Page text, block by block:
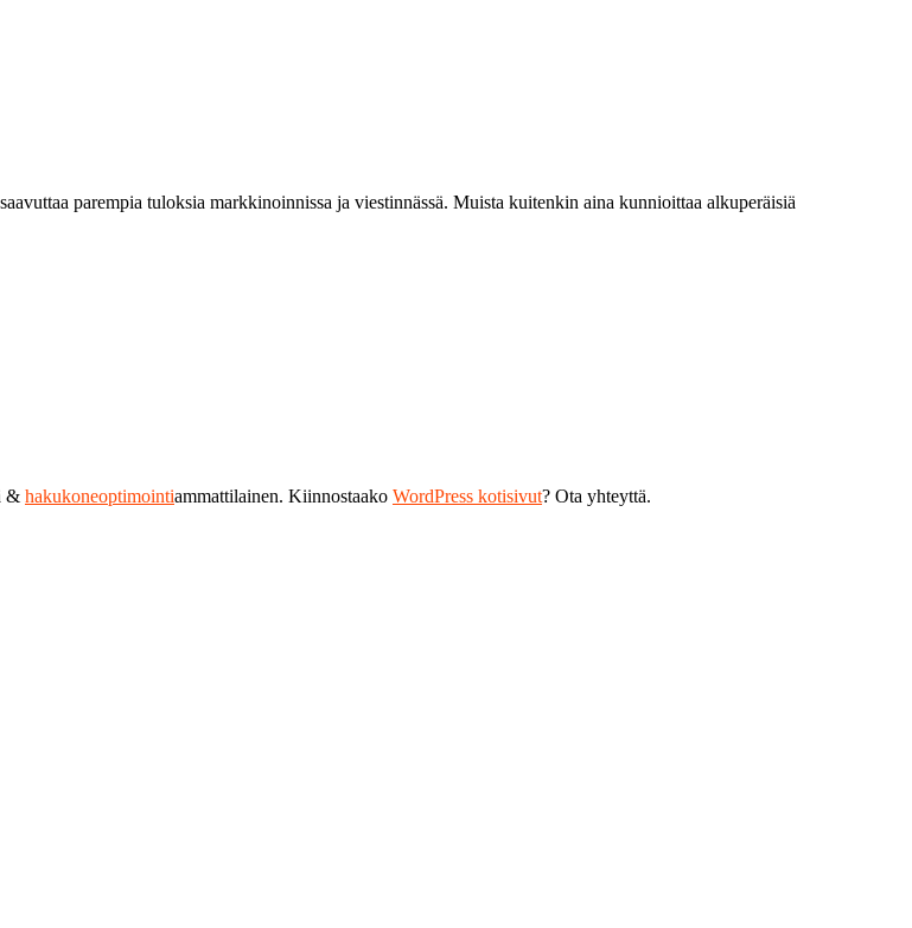
parempia tuloksia markkinoinnissa ja viestinnässä. Muista kuitenkin aina kunnioittaa alkuperäisiä
& hakukoneoptimointiammattilainen. Kiinnostaako WordPress kotisivut? Ota yhteyttä.